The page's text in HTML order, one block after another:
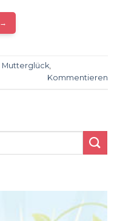
→
Mutterglück
Kommentieren